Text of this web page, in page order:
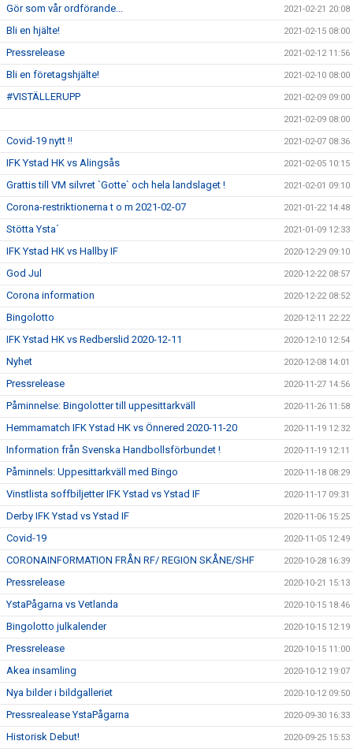
Gör som vår ordförande... 2021-02-21 20:08
Bli en hjälte! 2021-02-15 08:00
Pressrelease 2021-02-12 11:56
Bli en företagshjälte! 2021-02-10 08:00
#VISTÄLLERUPP 2021-02-09 09:00
2021-02-09 08:00
Covid-19 nytt !! 2021-02-07 08:36
IFK Ystad HK vs Alingsås 2021-02-05 10:15
Grattis till VM silvret `Gotte` och hela landslaget ! 2021-02-01 09:10
Corona-restriktionerna t o m 2021-02-07 2021-01-22 14:48
Stötta Ysta´ 2021-01-09 12:33
IFK Ystad HK vs Hallby IF 2020-12-29 09:10
God Jul 2020-12-22 08:57
Corona information 2020-12-22 08:52
Bingolotto 2020-12-11 22:22
IFK Ystad HK vs Redberslid 2020-12-11 2020-12-10 12:54
Nyhet 2020-12-08 14:01
Pressrelease 2020-11-27 14:56
Påminnelse: Bingolotter till uppesittarkväll 2020-11-26 11:58
Hemmamatch IFK Ystad HK vs Önnered 2020-11-20 2020-11-19 12:32
Information från Svenska Handbollsförbundet ! 2020-11-19 12:11
Påminnels: Uppesittarkväll med Bingo 2020-11-18 08:29
Vinstlista soffbiljetter IFK Ystad vs Ystad IF 2020-11-17 09:31
Derby IFK Ystad vs Ystad IF 2020-11-06 15:25
Covid-19 2020-11-05 12:49
CORONAINFORMATION FRÅN RF/ REGION SKÅNE/SHF 2020-10-28 16:39
Pressrelease 2020-10-21 15:13
YstaPågarna vs Vetlanda 2020-10-15 18:46
Bingolotto julkalender 2020-10-15 12:19
Pressrelease 2020-10-15 11:00
Akea insamling 2020-10-12 19:07
Nya bilder i bildgalleriet 2020-10-12 09:50
Pressrealease YstaPågarna 2020-09-30 16:33
Historisk Debut! 2020-09-25 15:53